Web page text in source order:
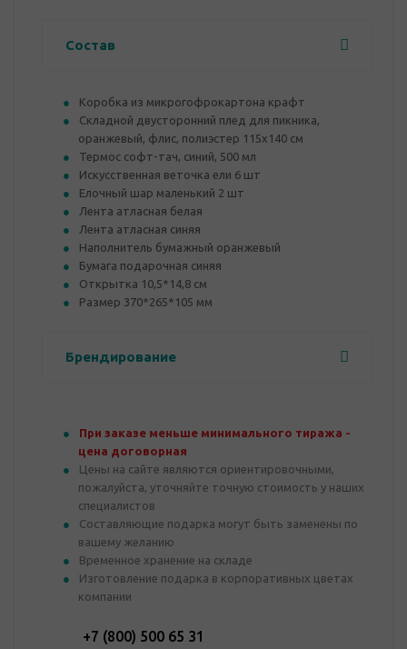
Состав
Коробка из микрогофрокартона крафт
Складной двусторонний плед для пикника,
оранжевый, флис, полиэстер 115х140 см
Термос софт-тач, синий, 500 мл
Искусственная веточка ели 6 шт
Елочный шар маленький 2 шт
Лента атласная белая
Лента атласная синяя
Наполнитель бумажный оранжевый
Бумага подарочная синяя
Открытка 10,5*14,8 см
Размер 370*265*105 мм
Брендирование
При заказе меньше минимального тиража -
цена договорная
Цены на сайте являются ориентировочными,
пожалуйста, уточняйте точную стоимость у наших
специалистов
Составляющие подарка могут быть заменены по
вашему желанию
Временное хранение на складе
Изготовление подарка в корпоративных цветах
компании
+7 (800) 500 65 31